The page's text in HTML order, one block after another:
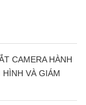
CAMERA HÀNH
VÀ GIÁM
2 KÊNH